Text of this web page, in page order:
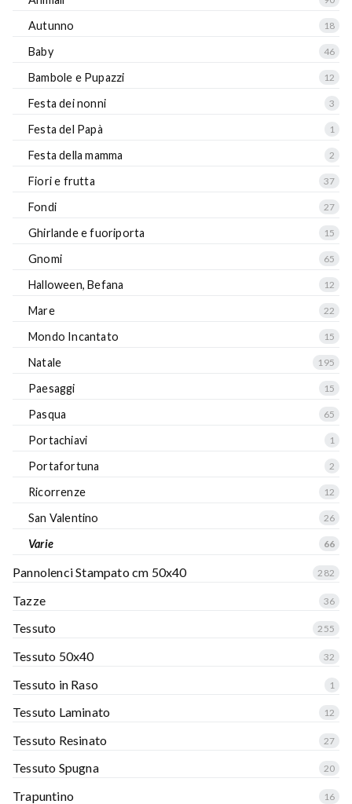
Autunno 18
Baby 46
Bambole e Pupazzi 12
Festa dei nonni 3
Festa del Papà 1
Festa della mamma 2
Fiori e frutta 37
Fondi 27
Ghirlande e fuoriporta 15
Gnomi 65
Halloween, Befana 12
Mare 22
Mondo Incantato 15
Natale 195
Paesaggi 15
Pasqua 65
Portachiavi 1
Portafortuna 2
Ricorrenze 12
San Valentino 26
Varie 66
Pannolenci Stampato cm 50x40 282
Tazze 36
Tessuto 255
Tessuto 50x40 32
Tessuto in Raso 1
Tessuto Laminato 12
Tessuto Resinato 27
Tessuto Spugna 20
Trapuntino 16